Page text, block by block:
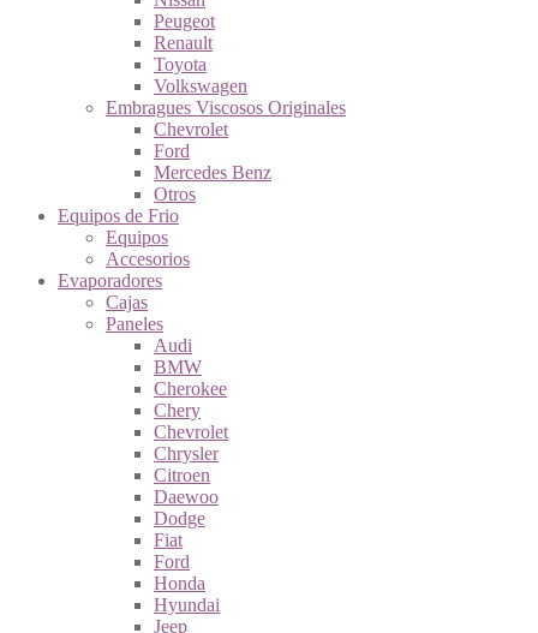
Peugeot
Renault
Toyota
Volkswagen
Embragues Viscosos Originales
Chevrolet
Ford
Mercedes Benz
Otros
Equipos de Frio
Equipos
Accesorios
Evaporadores
Cajas
Paneles
Audi
BMW
Cherokee
Chery
Chevrolet
Chrysler
Citroen
Daewoo
Dodge
Fiat
Ford
Honda
Hyundai
Jeep